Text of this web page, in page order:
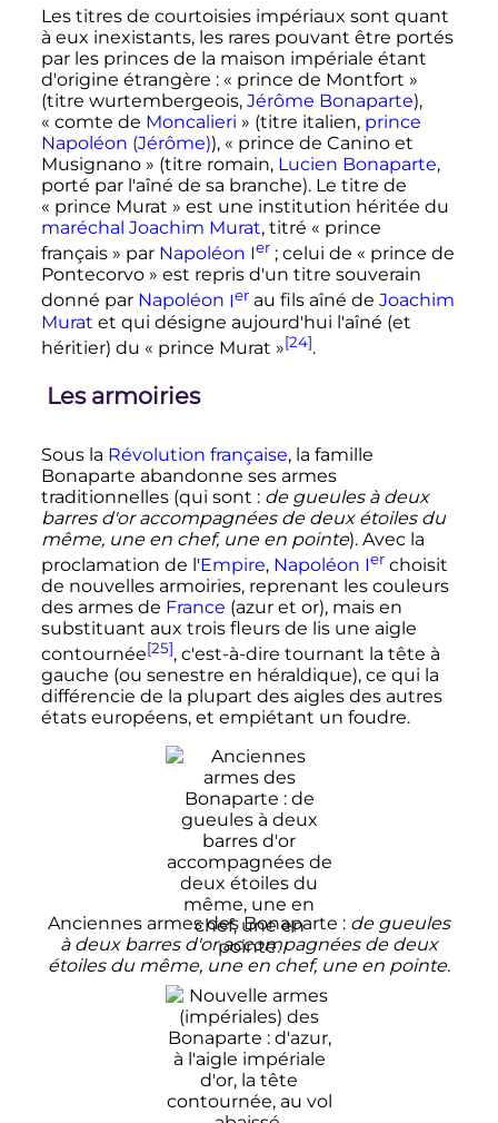
Les titres de courtoisies impériaux sont quant
à eux inexistants, les rares pouvant être portés
par les princes de la maison impériale étant
d'origine étrangère : « prince de Montfort »
(titre wurtembergeois, Jérôme Bonaparte),
« comte de Moncalieri » (titre italien, prince
Napoléon (Jérôme)), « prince de Canino et
Musignano » (titre romain, Lucien Bonaparte,
porté par l'aîné de sa branche). Le titre de
« prince Murat » est une institution héritée du
maréchal Joachim Murat, titré « prince
français » par Napoléon Ier ; celui de « prince de
Pontecorvo » est repris d'un titre souverain
donné par Napoléon Ierau fils aîné de Joachim
Murat et qui désigne aujourd'hui l'aîné (et
héritier) du « prince Murat »[24].
Les armoiries
Sous la Révolution française, la famille
Bonaparte abandonne ses armes
traditionnelles (qui sont : de gueules à deux
barres d'or accompagnées de deux étoiles du
même, une en chef, une en pointe). Avec la
proclamation de l'Empire, Napoléon Ierchoisit
de nouvelles armoiries, reprenant les couleurs
des armes de France (azur et or), mais en
substituant aux trois fleurs de lis une aigle
contournée[25], c'est-à-dire tournant la tête à
gauche (ou senestre en héraldique), ce qui la
différencie de la plupart des aigles des autres
états européens, et empiétant un foudre.
Anciennes armes des Bonaparte : de gueules
à deux barres d'or accompagnées de deux
étoiles du même, une en chef, une en pointe.